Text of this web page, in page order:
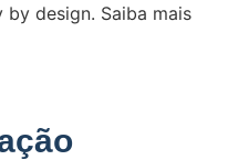
design. Saiba mais